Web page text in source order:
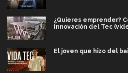
¿Quieres emprender?
Innovación del Tec
El joven que hizo del